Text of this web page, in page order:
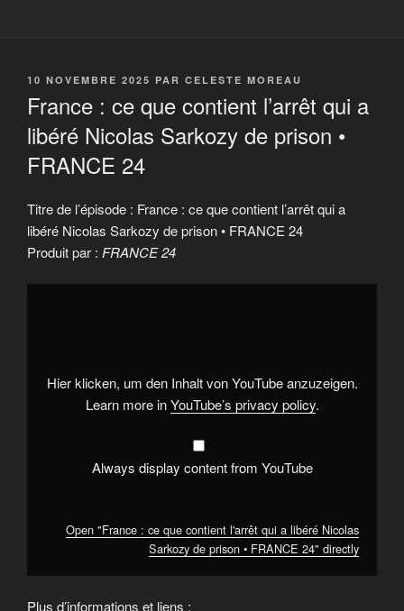
PUBLIÉ
10 NOVEMBRE 2025 PAR CELESTE MOREAU
France : ce que contient l’arrêt qui a
libéré Nicolas Sarkozy de prison •
FRANCE 24
Titre de l’épisode : France : ce que contient l’arrêt qui a
libéré Nicolas Sarkozy de prison • FRANCE 24
Produit par : FRANCE 24
Display
Hier klicken, um den Inhalt von YouTube anzuzeigen.
Learn more inYouTube’s privacy policy.
Always display content from YouTube
Open "France : ce que contient l'arrêt qui a libéré Nicolas
Sarkozy de prison • FRANCE 24" directly
Plus d’informations et liens :